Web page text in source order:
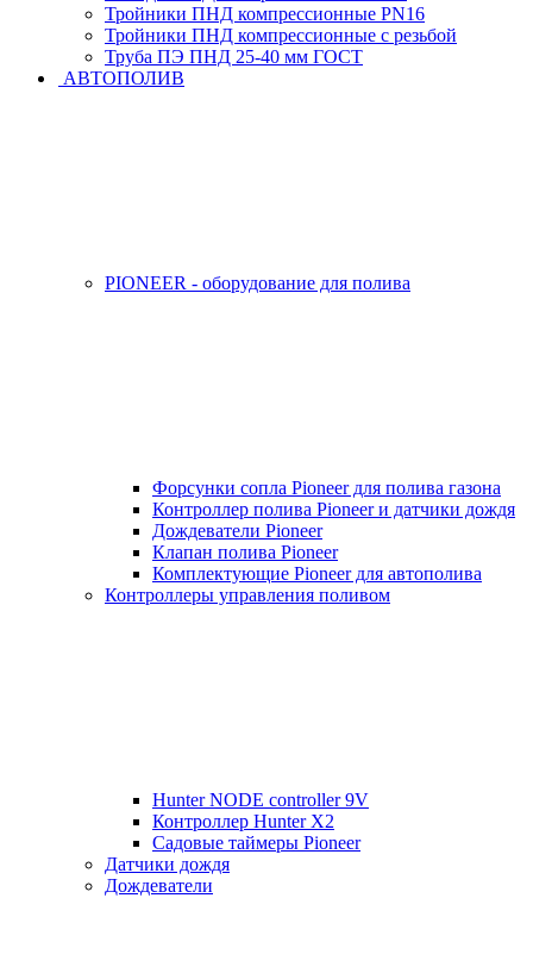
Тройники ПНД компрессионные PN16
Тройники ПНД компрессионные с резьбой
Труба ПЭ ПНД 25-40 мм ГОСТ
АВТОПОЛИВ
PIONEER - оборудование для полива
Форсунки сопла Pioneer для полива газона
Контроллер полива Pioneer и датчики дождя
Дождеватели Pioneer
Клапан полива Pioneer
Комплектующие Pioneer для автополива
Контроллеры управления поливом
Hunter NODE controller 9V
Контроллер Hunter X2
Садовые таймеры Pioneer
Датчики дождя
Дождеватели